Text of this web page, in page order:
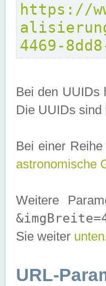
https://
4469-
Bei den UUIDs
Die UUIDs sind
Bei einer
astronomische
Weitere
Sie weiter unten
URL-